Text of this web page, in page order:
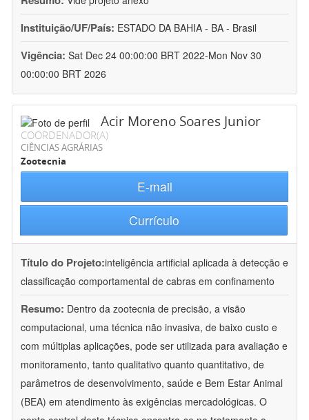
Instituição/UF/País: ESTADO DA BAHIA - BA - Brasil
Vigência: Sat Dec 24 00:00:00 BRT 2022-Mon Nov 30
00:00:00 BRT 2026
Acir Moreno Soares Junior
COORDENADOR(A)
CIÊNCIAS AGRÁRIAS
Zootecnia
E-mail
Currículo
Título do Projeto:inteligência artificial aplicada à detecção e
classificação comportamental de cabras em confinamento
Resumo: Dentro da zootecnia de precisão, a visão
computacional, uma técnica não invasiva, de baixo custo e
com múltiplas aplicações, pode ser utilizada para avaliação e
monitoramento, tanto qualitativo quanto quantitativo, de
parâmetros de desenvolvimento, saúde e Bem Estar Animal
(BEA) em atendimento às exigências mercadológicas. O